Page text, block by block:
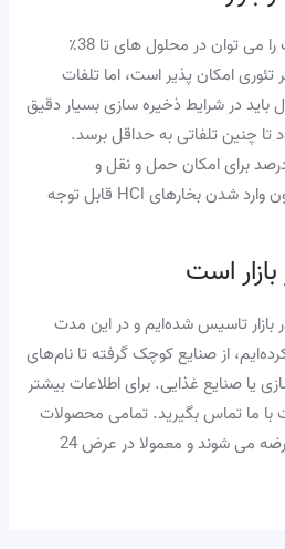
به طور معمول اسید کلریدریک را می توان در محلول های تا 38٪
امکان پذیر است، اما تلفات
باید در شرایط ذخیره سازی بسیار دقیق
تا چنین تلفاتی به حداقل برسد.
محلول‌های 30 تا 35 درصد برای امکان حمل و نقل و
ذخیره‌سازی آسان اما مؤثر بدون وارد شدن بخارهای HCl قابل توجه
که در بازار تاسیس شده‌ایم و در این مدت
از صنایع کوچک گرفته تا نام‌های
یا صنایع غذایی. برای اطلاعات بیشتر
با ما تماس بگیرید. تمامی محصولات
ما با 100% ضمانت کیفیت عرضه می شوند و معمولا در عرض 24